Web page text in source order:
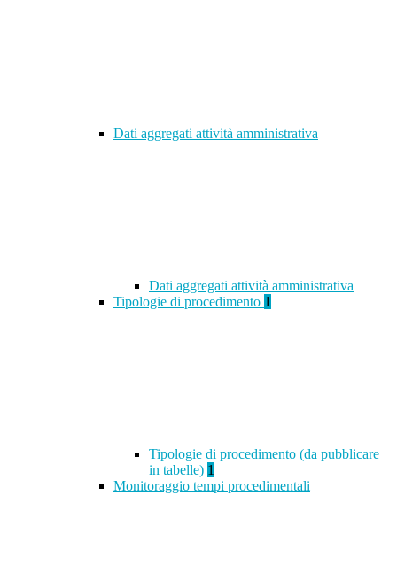
Dati aggregati attività amministrativa
Dati aggregati attività amministrativa
Tipologie di procedimento 1
Tipologie di procedimento (da pubblicare
in tabelle) 1
Monitoraggio tempi procedimentali